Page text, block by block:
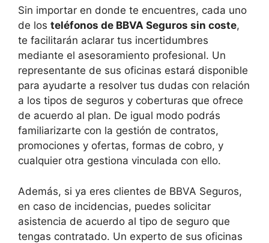
Sin importar en donde te encuentres, cada uno
de los teléfonos de BBVA Seguros sin coste,
te facilitarán aclarar tus incertidumbres
mediante el asesoramiento profesional. Un
representante de sus oficinas estará disponible
para ayudarte a resolver tus dudas con relación
a los tipos de seguros y coberturas que ofrece
de acuerdo al plan. De igual modo podrás
familiarizarte con la gestión de contratos,
promociones y ofertas, formas de cobro, y
cualquier otra gestiona vinculada con ello.
Además, si ya eres clientes de BBVA Seguros,
en caso de incidencias, puedes solicitar
asistencia de acuerdo al tipo de seguro que
tengas contratado. Un experto de sus oficinas